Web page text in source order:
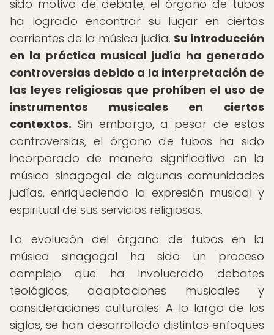
sido motivo de debate, el órgano de tubos
ha logrado encontrar su lugar en ciertas
corrientes de la música judía. Su introducción
en la práctica musical judía ha generado
controversias debido a la interpretación de
las leyes religiosas que prohíben el uso de
instrumentos musicales en ciertos
contextos. Sin embargo, a pesar de estas
controversias, el órgano de tubos ha sido
incorporado de manera significativa en la
música sinagogal de algunas comunidades
judías, enriqueciendo la expresión musical y
espiritual de sus servicios religiosos.
La evolución del órgano de tubos en la
música sinagogal ha sido un proceso
complejo que ha involucrado debates
teológicos, adaptaciones musicales y
consideraciones culturales. A lo largo de los
siglos, se han desarrollado distintos enfoques